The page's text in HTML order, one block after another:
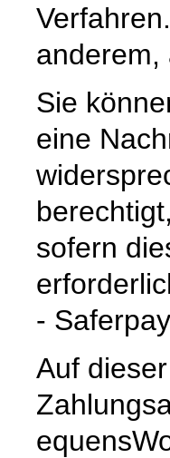
anderem,
Sie
eine
sofern
- Saferpay
Auf